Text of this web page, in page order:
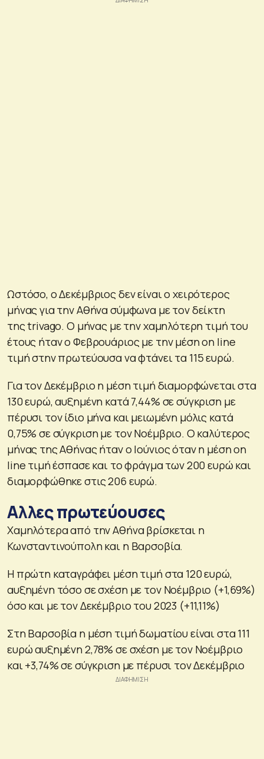
Ωστόσο, ο Δεκέμβριος δεν είναι ο χειρότερος
μήνας για την Αθήνα σύμφωνα με τον δείκτη
της trivago. Ο μήνας με την χαμηλότερη τιμή του
έτους ήταν ο Φεβρουάριος με την μέση on line
τιμή στην πρωτεύουσα να φτάνει τα 115 ευρώ.
Για τον Δεκέμβριο η μέση τιμή διαμορφώνεται στα
130 ευρώ, αυξημένη κατά 7,44% σε σύγκριση με
πέρυσι τον ίδιο μήνα και μειωμένη μόλις κατά
0,75% σε σύγκριση με τον Νοέμβριο. Ο καλύτερος
μήνας της Αθήνας ήταν ο Ιούνιος όταν η μέση on
line τιμή έσπασε και το φράγμα των 200 ευρώ και
διαμορφώθηκε στις 206 ευρώ.
Αλλες πρωτεύουσες
Χαμηλότερα από την Αθήνα βρίσκεται η
Κωνσταντινούπολη και η Βαρσοβία.
Η πρώτη καταγράφει μέση τιμή στα 120 ευρώ,
αυξημένη τόσο σε σχέση με τον Νοέμβριο (+1,69%)
όσο και με τον Δεκέμβριο του 2023 (+11,11%)
Στη Βαρσοβία η μέση τιμή δωματίου είναι στα 111
ευρώ αυξημένη 2,78% σε σχέση με τον Νοέμβριο
και +3,74% σε σύγκριση με πέρυσι τον Δεκέμβριο